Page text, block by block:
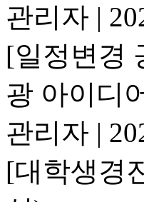
관리자 |
[일정변경
광 아이디
관리자 |
[대학생경